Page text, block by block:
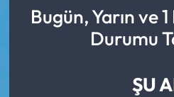
Bugün, Yarın ve
Durumu
ŞU
Haber Arşivi